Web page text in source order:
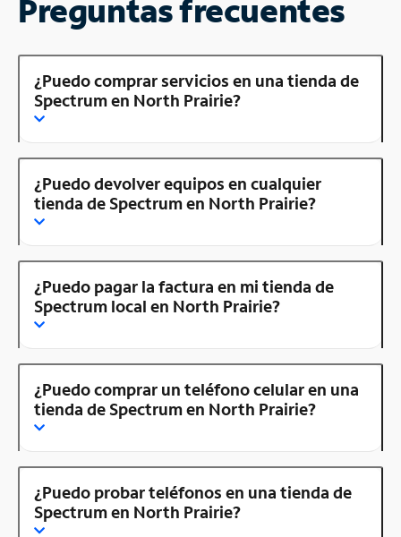
Preguntas frecuentes
¿Puedo comprar servicios en una tienda de
Spectrum en North Prairie?
¿Puedo devolver equipos en cualquier
tienda de Spectrum en North Prairie?
¿Puedo pagar la factura en mi tienda de
Spectrum local en North Prairie?
¿Puedo comprar un teléfono celular en una
tienda de Spectrum en North Prairie?
¿Puedo probar teléfonos en una tienda de
Spectrum en North Prairie?